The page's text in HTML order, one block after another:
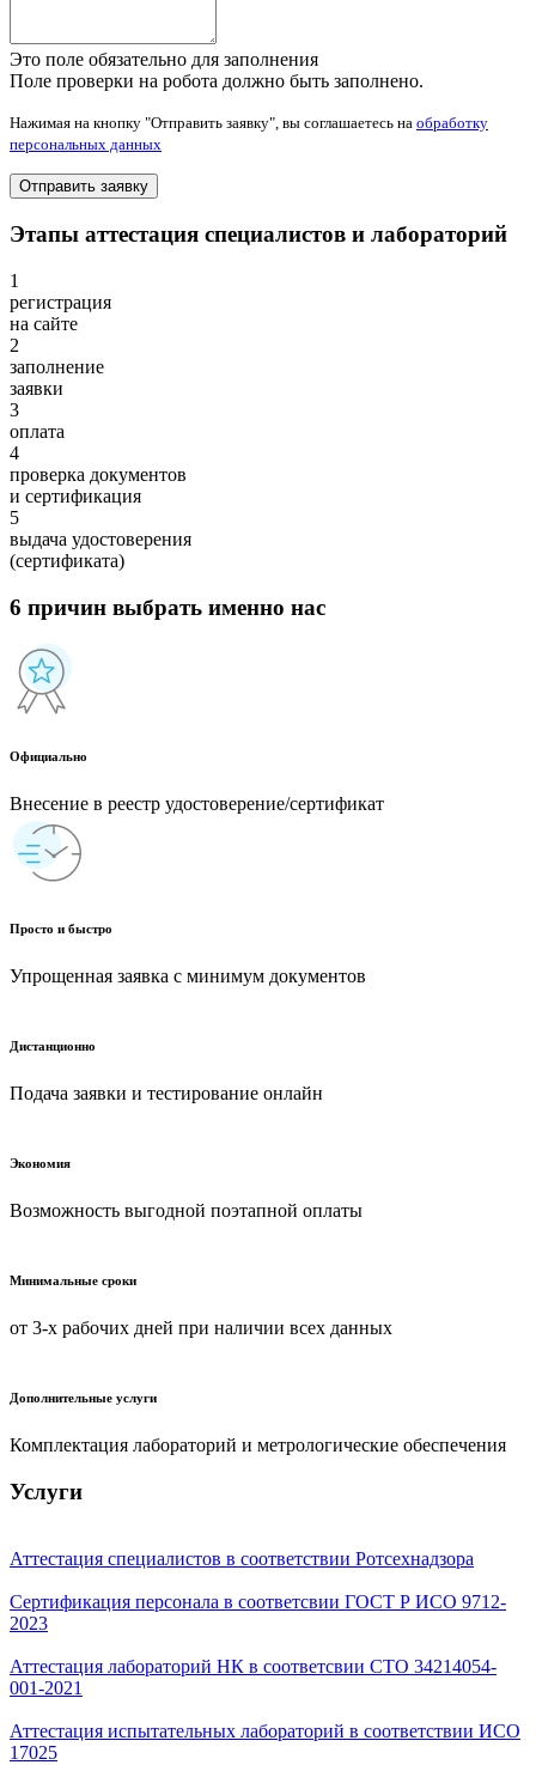
Это поле обязательно для заполнения
Поле проверки на робота должно быть заполнено.
Нажимая на кнопку "Отправить заявку", вы соглашаетесь на обработку
персональных данных
Отправить заявку
Этапы аттестация специалистов и лабораторий
1
регистрация
на сайте
2
заполнение
заявки
3
оплата
4
проверка документов
и сертификация
5
выдача удостоверения
(сертификата)
6 причин выбрать именно нас
Официально
Внесение в реестр удостоверение/сертификат
Просто и быстро
Упрощенная заявка с минимум документов
Дистанционно
Подача заявки и тестирование онлайн
Экономия
Возможность выгодной поэтапной оплаты
Минимальные сроки
от 3-х рабочих дней при наличии всех данных
Дополнительные услуги
Комплектация лабораторий и метрологические обеспечения
Услуги
Аттестация специалистов в соответствии Ротсехнадзора
Сертификация персонала в соответсвии ГОСТ Р ИСО 9712-
2023
Аттестация лабораторий НК в соответсвии СТО 34214054-
001-2021
Аттестация испытательных лабораторий в соответствии ИСО
17025